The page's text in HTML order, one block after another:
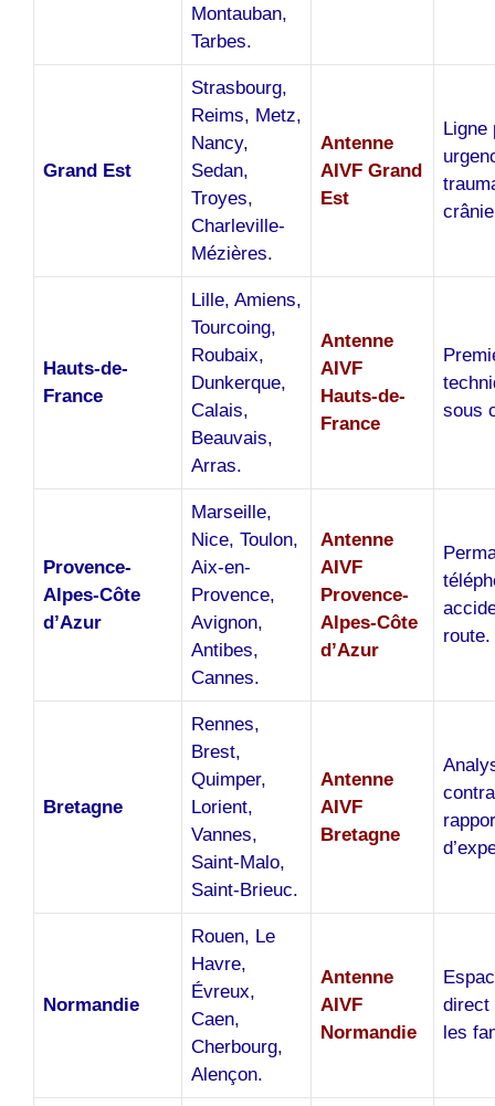
Montauban,
Tarbes.
Grand Est
Strasbourg,
Reims, Metz,
Nancy,
Sedan,
Troyes,
Charleville-
Mézières.
Antenne
AIVF Grand
Est
Ligne
Hauts-de-
France
Lille, Amiens,
Tourcoing,
Roubaix,
Dunkerque,
Calais,
Beauvais,
Arras.
Antenne
AIVF
Hauts-de-
France
sous
Provence-
Alpes-Côte
d’Azur
Marseille,
Nice, Toulon,
Aix-en-
Provence,
Avignon,
Antibes,
Cannes.
Antenne
AIVF
Provence-
Alpes-Côte
d’Azur
route.
Bretagne
Rennes,
Brest,
Quimper,
Lorient,
Vannes,
Saint-Malo,
Saint-Brieuc.
Antenne
AIVF
Bretagne
Normandie
Rouen, Le
Havre,
Évreux,
Caen,
Cherbourg,
Alençon.
Antenne
AIVF
Normandie
direct
les